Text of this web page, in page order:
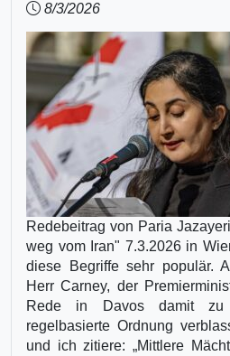
8/3/2026
Redebeitrag von Paria
weg vom Iran" 7.3.2026 in
diese Begriffe sehr populär.
Herr Carney, der
Rede in Davos damit zu
regelbasierte Ordnung
und ich zitiere: „Mittlere